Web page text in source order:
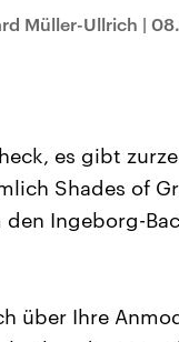
die Hisbollah im
Müller-Ullrich |
es gibt
Shades of
Ingeborg-
über Ihre